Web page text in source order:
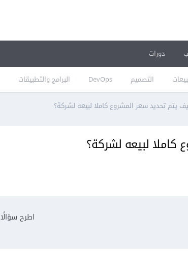
التصميم DevOps البرامج والتطبيقات
دورات
يتم تحديد سعر المشروع كاملا لبيعه لشركة؟
لبيعه لشركة؟
اطرح سؤالًا